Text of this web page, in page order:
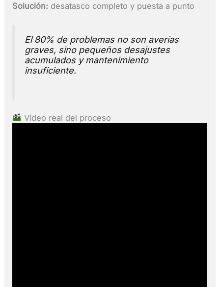
Solución: desatasco completo y puesta a punto
El 80% de problemas no son averías
graves, sino pequeños desajustes
acumulados y mantenimiento
insuficiente.
Vídeo real del proceso